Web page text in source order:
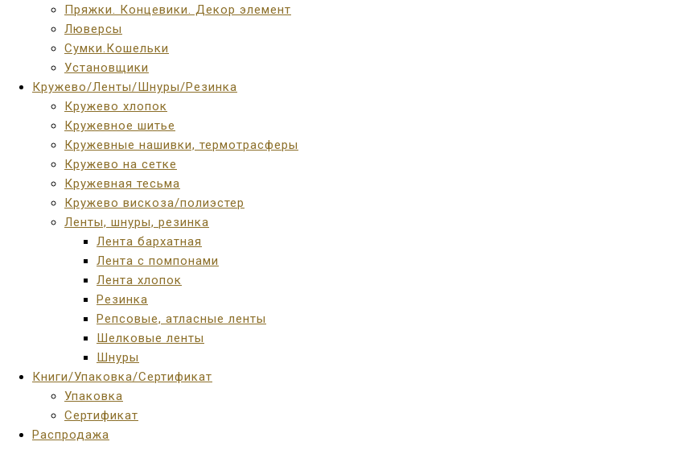
Пряжки. Концевики. Декор элемент
Люверсы
Сумки.Кошельки
Установщики
Кружево/Ленты/Шнуры/Резинка
Кружево хлопок
Кружевное шитье
Кружевные нашивки, термотрасферы
Кружево на сетке
Кружевная тесьма
Кружево вискоза/полиэстер
Ленты, шнуры, резинка
Лента бархатная
Лента с помпонами
Лента хлопок
Резинка
Репсовые, атласные ленты
Шелковые ленты
Шнуры
Книги/Упаковка/Сертификат
Упаковка
Сертификат
Распродажа